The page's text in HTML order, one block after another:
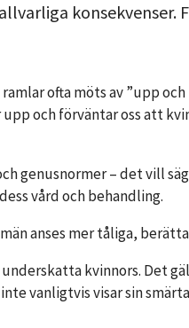
konsekvenser.
ofta möts av ”upp
och förväntar oss att
genusnormer – det vill
vård och behandling.
anses mer tåliga,
kvinnors. Det
vanligtvis visar sin